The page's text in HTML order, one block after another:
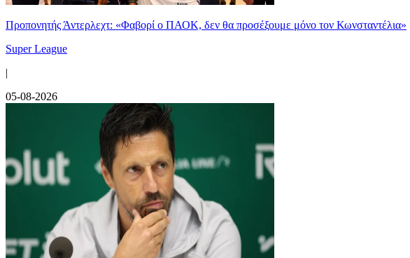
Προπονητής Άντερλεχτ: «Φαβορί ο ΠΑΟΚ, δεν θα προσέξουμε μόνο τον Κωνσταντέλια»
Super League
|
05-08-2026